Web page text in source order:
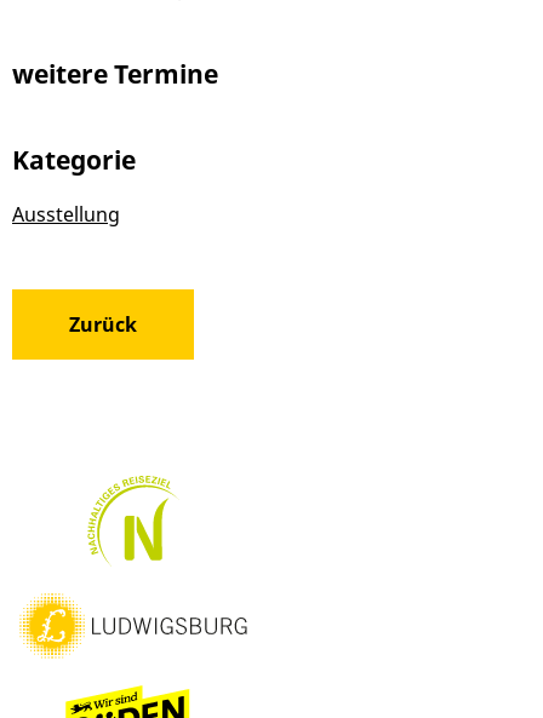
weitere Termine
Kategorie
Ausstellung
Zurück